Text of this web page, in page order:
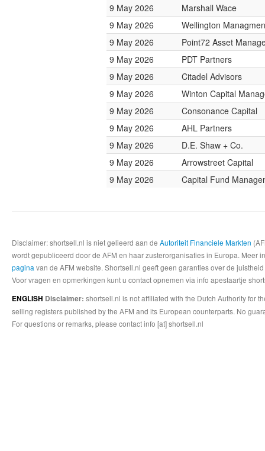
9 May 2026
Marshall Wace
9 May 2026
Wellington
9 May 2026
Point72 Asset
9 May 2026
PDT Partners
9 May 2026
Citadel Advisors
9 May 2026
Winton Capital
9 May 2026
Consonance Capital
9 May 2026
AHL Partners
9 May 2026
D.E. Shaw + Co.
9 May 2026
Arrowstreet Capital
9 May 2026
Capital Fund
Disclaimer: shortsell.nl is niet gelieerd aan de Autoriteit Financiele Markten
wordt gepubliceerd door de AFM en haar zusterorganisaties in Europa.
pagina van de AFM website. Shortsell.nl geeft geen garanties over de
Voor vragen en opmerkingen kunt u contact opnemen via info apestaartje
ENGLISH Disclaimer: shortsell.nl is not affiliated with the Dutch Authority for
selling registers published by the AFM and its European counterparts. No
For questions or remarks, please contact info [at] shortsell.nl